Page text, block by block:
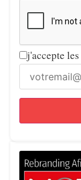
j'accepte les